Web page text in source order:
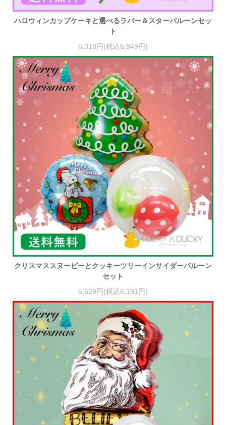
ハロウィンカップケーキと選べるラバー＆スターバルーンセッ
ト
6,318円(税込6,949円)
クリスマススヌーピーとクッキーツリーインサイダーバルーン
セット
5,629円(税込6,191円)